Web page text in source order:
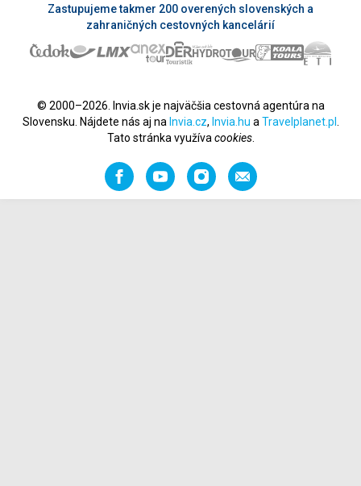
Zastupujeme takmer 200 overených slovenských a
zahraničných cestovných kancelárií
© 2000–2026. Invia.sk je najväčšia cestovná agentúra na
Slovensku. Nájdete nás aj na Invia.cz, Invia.hu a Travelplanet.pl
Tato stránka využíva cookies.
FacebookYouTubeInstagramOdporučiť